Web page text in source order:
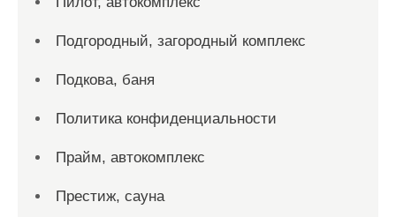
Подгородный, загородный комплекс
Подкова, баня
Политика конфиденциальности
Прайм, автокомплекс
Престиж, сауна